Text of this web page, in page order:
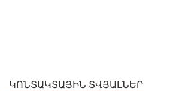
ԿՈՆՏԱԿՏԱՅԻՆ ՏՎՅԱԼՆԵՐ